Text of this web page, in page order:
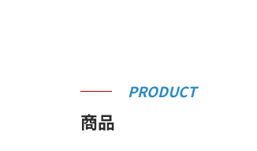
PRODUCT
商品